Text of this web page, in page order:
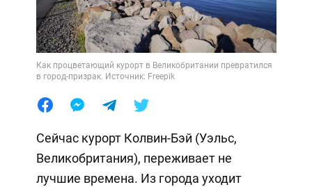
Как процветающий курорт в Великобритании превратился
в город-призрак. Источник: Freepik
Сейчас курорт Колвин-Бэй (Уэльс,
Великобритания), переживает не
лучшие времена. Из города уходит